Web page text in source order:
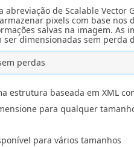
abreviação de Scalable Vector
pixels com base nos
salvas na imagem. As
ser dimensionadas sem perda
perdas
estrutura baseada em XML
para qualquer
para vários tamanhos